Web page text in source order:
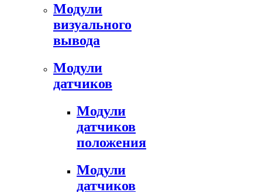
Модули
визуального
вывода
Модули
датчиков
Модули
датчиков
положения
Модули
датчиков